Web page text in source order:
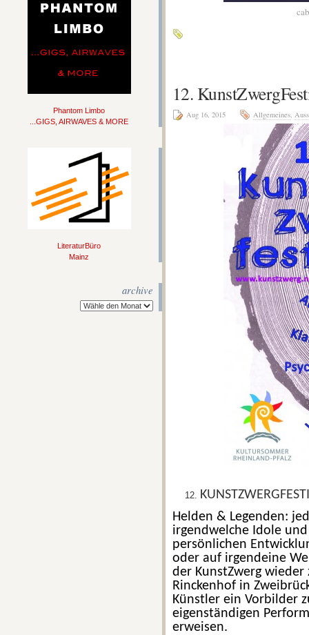
Phantom Limbo
...GIGS, AIRWAVES & MORE
LiteraturBüro
Mainz
archive
12.
Aug 16, 2015 Allgemeines,
Helden & Legenden:
irgendwelche Idole
persönlichen
oder auf irgendeine
der KunstZwerg
Rinckenhof in
Künstler ein Vorbilder
eigenständigen
erweisen.